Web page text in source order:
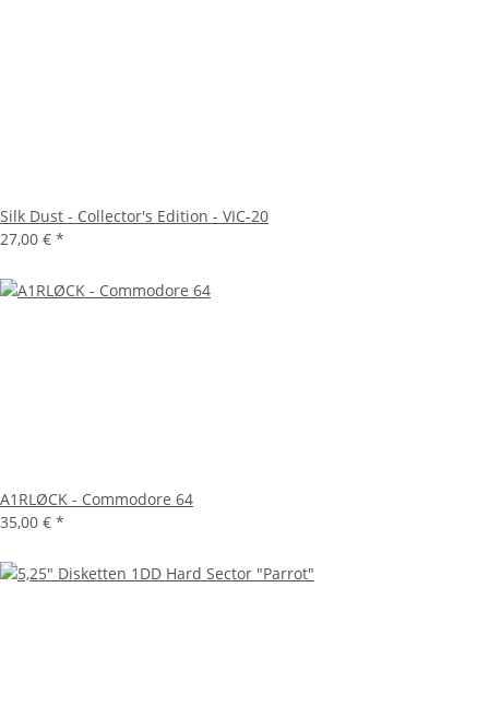
Silk Dust - Collector's Edition - VIC-20
27,00 € *
A1RLØCK - Commodore 64
35,00 € *